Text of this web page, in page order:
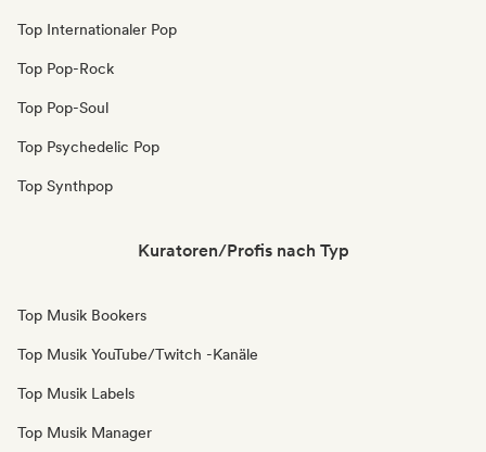
Top Internationaler Pop
Top Pop-Rock
Top Pop-Soul
Top Psychedelic Pop
Top Synthpop
Kuratoren/Profis nach Typ
Top Musik Bookers
Top Musik YouTube/Twitch -Kanäle
Top Musik Labels
Top Musik Manager